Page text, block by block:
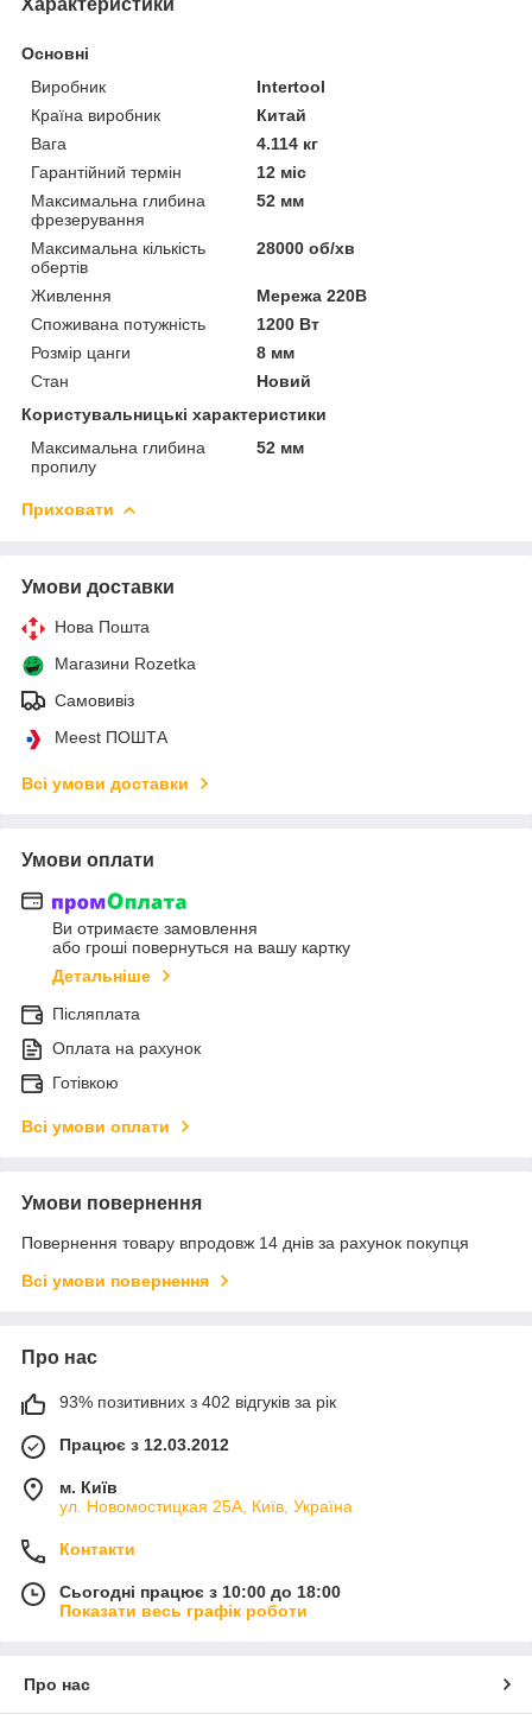
Основні
Виробник
Intertool
Країна виробник
Китай
Вага
4.114 кг
Гарантійний термін
12 міс
Максимальна глибина
фрезерування
52 мм
Максимальна кількість
обертів
28000 об/хв
Живлення
Мережа 220В
Споживана потужність
1200 Вт
Розмір цанги
8 мм
Стан
Новий
Користувальницькі характеристики
Максимальна глибина
пропилу
52 мм
Приховати
Умови доставки
Нова Пошта
Магазини Rozetka
Самовивіз
Meest ПОШТА
Всі умови доставки
Умови оплати
Ви отримаєте замовлення
або гроші повернуться на вашу картку
Детальніше
Післяплата
Оплата на рахунок
Готівкою
Всі умови оплати
Умови повернення
Повернення товару впродовж 14 днів за рахунок покупця
Всі умови повернення
Про нас
93% позитивних з 402 відгуків за рік
Працює з 12.03.2012
м. Київ
ул. Новомостицкая 25А, Київ, Україна
Контакти
Сьогодні працює з 10:00 до 18:00
Показати весь графік роботи
Про нас